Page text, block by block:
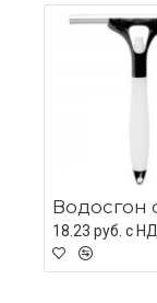
18.23 руб. c